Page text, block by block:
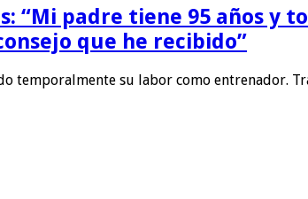
“Mi padre tiene 95 años y
que he recibido”
temporalmente su labor como entrenador.